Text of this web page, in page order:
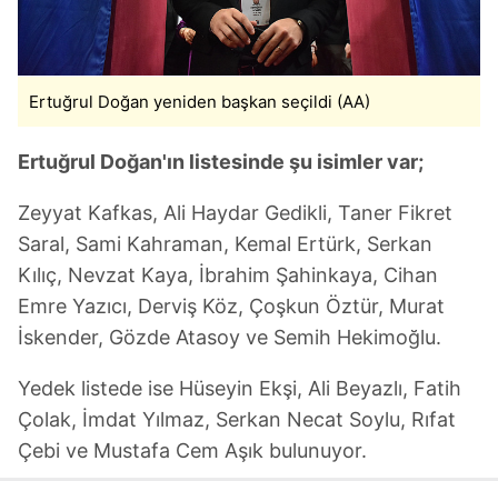
Ertuğrul Doğan yeniden başkan seçildi (AA)
Ertuğrul Doğan'ın listesinde şu isimler var;
Zeyyat Kafkas, Ali Haydar Gedikli, Taner Fikret
Saral, Sami Kahraman, Kemal Ertürk, Serkan
Kılıç, Nevzat Kaya, İbrahim Şahinkaya, Cihan
Emre Yazıcı, Derviş Köz, Çoşkun Öztür, Murat
İskender, Gözde Atasoy ve Semih Hekimoğlu.
Yedek listede ise Hüseyin Ekşi, Ali Beyazlı, Fatih
Çolak, İmdat Yılmaz, Serkan Necat Soylu, Rıfat
Çebi ve Mustafa Cem Aşık bulunuyor.